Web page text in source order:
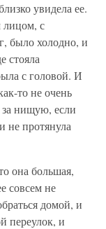
увидела ее.
с
было холодно, и
стояла
с головой. И
то не очень
за нищую, если
не протянула
она большая,
совсем не
домой, и
переулок, и